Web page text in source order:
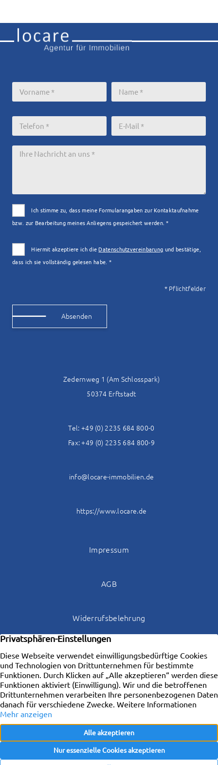
Ich stimme zu, dass meine Formularangaben zur Kontaktaufnahme
bzw. zur Bearbeitung meines Anliegens gespeichert werden. *
Hiermit akzeptiere ich die Datenschutzvereinbarung und bestätige,
dass ich sie vollständig gelesen habe. *
* Pflichtfelder
Zedernweg 1 (Am Schlosspark)
50374 Erftstadt
Tel: +49 (0) 2235 684 800-0
Fax: +49 (0) 2235 684 800-9
info@locare-immobilien.de
https://www.locare.de
Impressum
AGB
Widerrufsbelehrung
Datenschutz
Kontakt
Copyright © 2026 Locare – Agentur für Immobilien